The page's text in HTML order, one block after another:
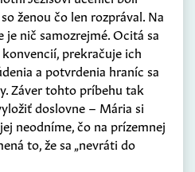
ženou čo len rozprával. Na
nič samozrejmé. Ocitá sa
prekračuje ich
a potvrdenia hraníc sa
Záver tohto príbehu tak
doslovne – Mária si
neodníme, čo na prízemnej
to, že sa „nevráti do